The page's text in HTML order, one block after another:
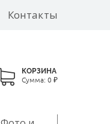
Контакты
КОРЗИНА
Сумма: 0 ₽